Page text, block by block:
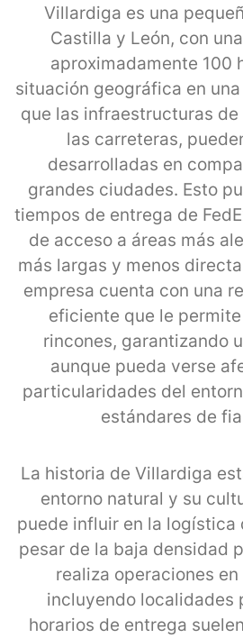
Villardiga es una
Castilla y León, con
aproximadamente 100
situación geográfica en
que las infraestructuras
las carreteras,
desarrolladas en
grandes ciudades. Esto
tiempos de entrega de
de acceso a áreas más
más largas y menos
empresa cuenta con una
eficiente que le
rincones, garantizando
aunque pueda verse
particularidades del
estándares de
La historia de Villardiga
entorno natural y su
puede influir en la logística
pesar de la baja densidad
realiza operaciones en
incluyendo localidades
horarios de entrega